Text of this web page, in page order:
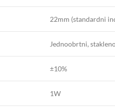
22mm (standardni
Jednoobrtni,
±10%
1W